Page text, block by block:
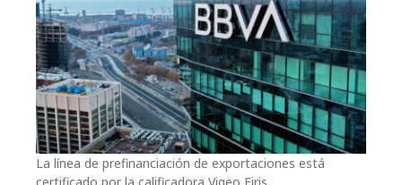
La línea de prefinanciación de exportaciones está